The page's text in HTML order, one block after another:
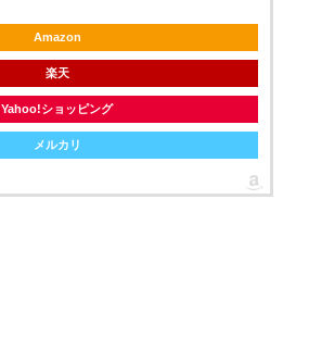
Amazon
楽天
Yahoo!ショッピング
メルカリ